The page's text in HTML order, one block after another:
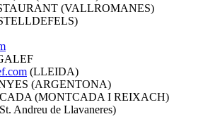
(VALLROMANES)
(LLEIDA)
(ARGENTONA)
(MONTCADA I REIXACH)
Andreu de Llavaneres)